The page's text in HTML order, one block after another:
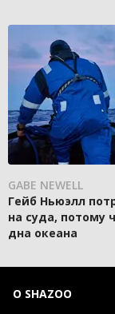
GABE NEWELL
Гейб Ньюэлл
на суда, потому
дна океана
О SHAZOO